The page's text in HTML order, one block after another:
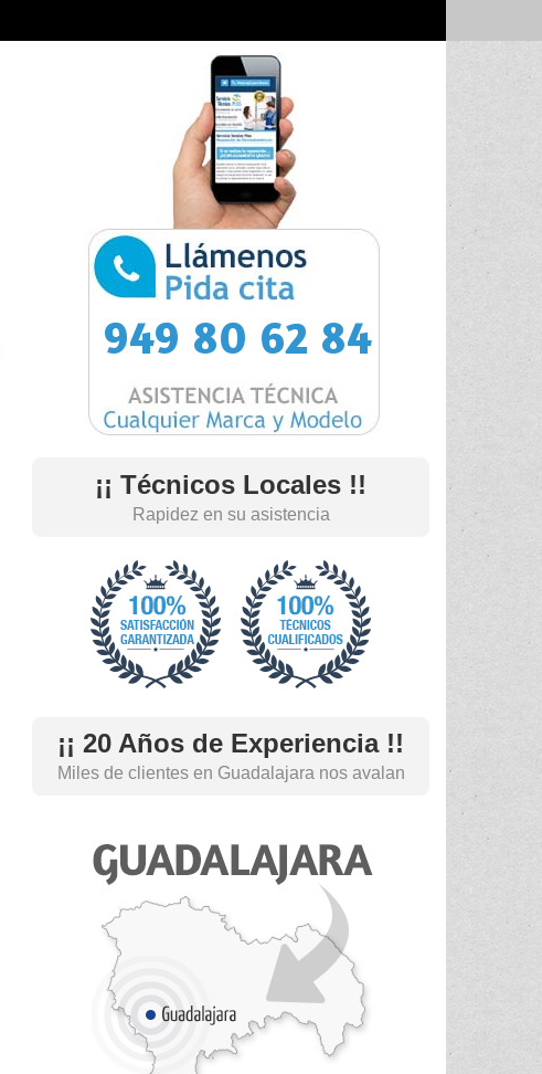
949 80 62 84
¡¡ Técnicos Locales !!
Rapidez en su asistencia
¡¡ 20 Años de Experiencia !!
Miles de clientes en Guadalajara nos avalan